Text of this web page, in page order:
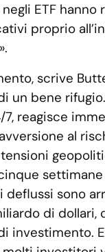
ETF hanno
proprio
scrive
un bene
7, reagisce
al
deflussi sono
di dollari,
investimento.